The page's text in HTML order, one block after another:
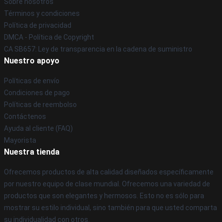
Términos y condiciones
Política de privacidad
DMCA - Política de Copyright
CA SB657: Ley de transparencia en la cadena de suministro
Nuestro apoyo
Políticas de envío
Condiciones de pago
Políticas de reembolso
Contáctenos
Ayuda al cliente (FAQ)
Mayorista
Nuestra tienda
Ofrecemos productos de alta calidad diseñados específicamente
por nuestro equipo de clase mundial. Ofrecemos una variedad de
productos que son elegantes y hermosos. Esto no es sólo para
mostrar su estilo individual, sino también para que usted comparta
su individualidad con otros.